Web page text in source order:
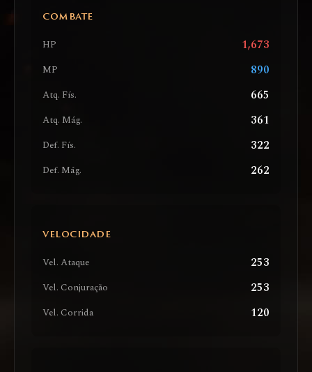
COMBATE
HP 1,673
MP 890
Atq. Fís. 665
Atq. Mág. 361
Def. Fís. 322
Def. Mág. 262
VELOCIDADE
Vel. Ataque 253
Vel. Conjuração 253
Vel. Corrida 120